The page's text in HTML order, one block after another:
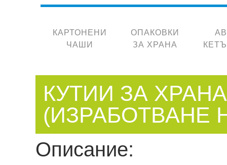
КАРТОНЕНИ
ЧАШИ
ОПАКОВКИ
ЗА ХРАНА
КУТИИ ЗА
(ИЗРАБОТВАНЕ
Описание: